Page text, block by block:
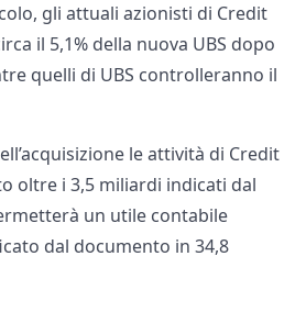
gli attuali azionisti di Credit
il 5,1% della nuova UBS dopo
quelli di UBS controlleranno il
le attività di Credit
oltre i 3,5 miliardi indicati dal
un utile contabile
dal documento in 34,8